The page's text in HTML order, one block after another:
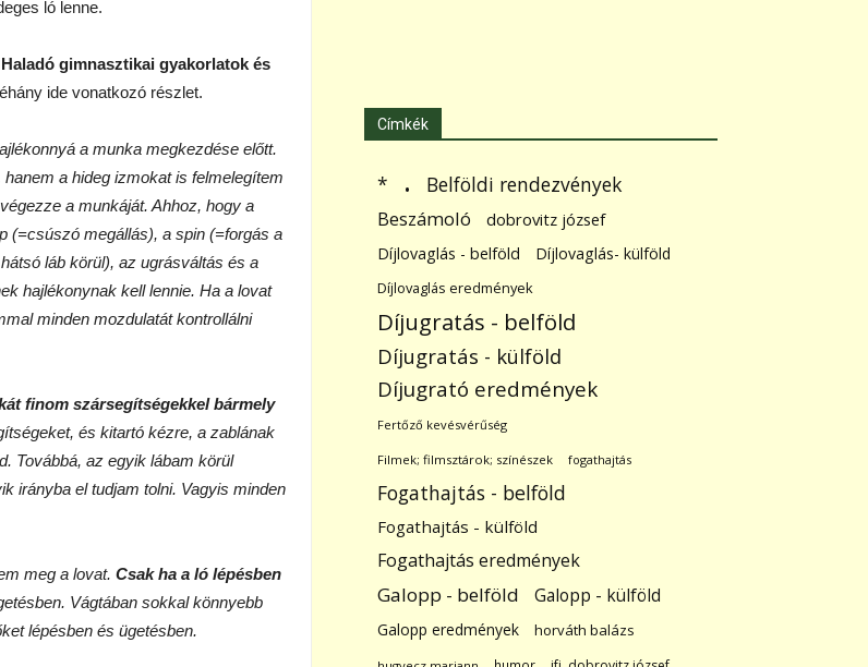
ló lenne.
gimnasztikai gyakorlatok és
ide vonatkozó részlet.
a munka megkezdése előtt.
a hideg izmokat is felmelegítem
a munkáját. Ahhoz, hogy a
(=csúszó megállás), a spin (=forgás a
láb körül), az ugrásváltás és a
hajlékonynak kell lennie. Ha a lovat
minden mozdulatát kontrollálni
finom szársegítségekkel bármely
és kitartó kézre, a zablának
Továbbá, az egyik lábam körül
irányba el tudjam tolni. Vagyis minden
meg a lovat. Csak ha a ló lépésben
Vágtában sokkal könnyebb
lépésben és ügetésben.
Címkék
* . Belföldi rendezvények
Beszámoló dobrovitz józsef
Díjlovaglás - belföld Díjlovaglás- külföld
Díjlovaglás eredmények
Díjugratás - belföld
Díjugratás - külföld
Díjugrató eredmények
Fertőző kevésvérűség
Filmek; filmsztárok; színészek fogathajtás
Fogathajtás - belföld
Fogathajtás - külföld
Fogathajtás eredmények
Galopp - belföld Galopp - külföld
Galopp eredmények horváth balázs